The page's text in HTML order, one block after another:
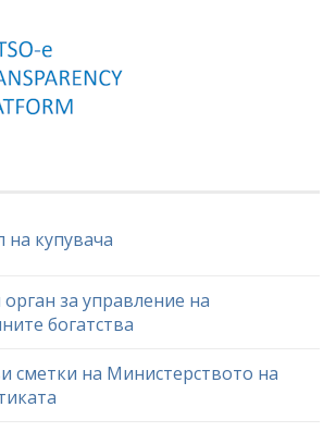
купувача
за управление на
богатства
сметки на Министерството на